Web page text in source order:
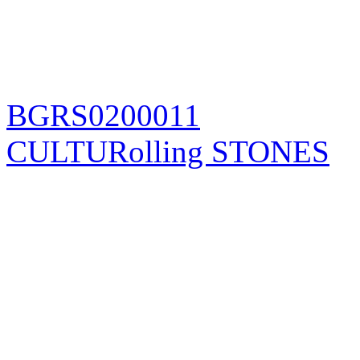
BGRS0200011
CULTURolling STONES